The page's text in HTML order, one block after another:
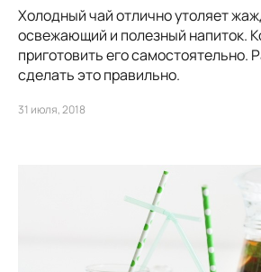
Холодный чай отлично утоляет
освежающий и полезный напиток.
приготовить его самостоятельно.
сделать это правильно.
31 июля, 2018